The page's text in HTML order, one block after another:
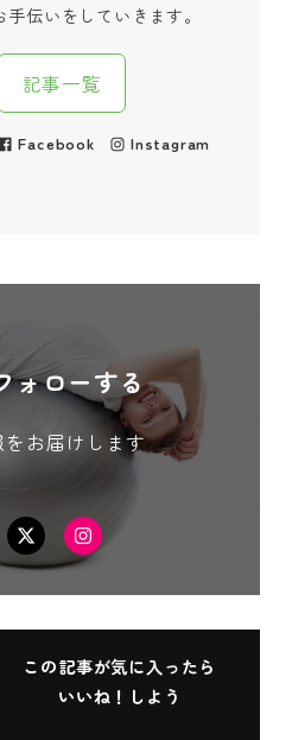
伝いをしていきます。
記事一覧
Facebook
Instagram
ォローする
お届けします
TwitterInstagram
この記事が気に入ったら
いいね！しよう